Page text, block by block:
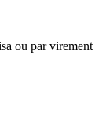
ou par virement